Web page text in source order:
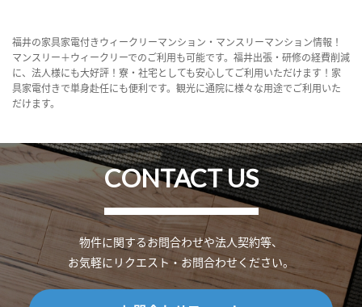
福井の家具家電付きウィークリーマンション・マンスリーマンション情報！
マンスリー＋ウィークリーでのご利用も可能です。福井出張・研修の経費削減
に、法人様にも大好評！寮・社宅としても安心してご利用いただけます！家
具家電付きで単身赴任にも便利です。観光に通院に様々な用途でご利用いた
だけます。
CONTACT US
物件に関するお問合わせや法人契約等、
お気軽にリクエスト・お問合わせください。